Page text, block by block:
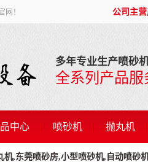
网！ 公司主
多年专业生产喷砂
全系列产品
中心 喷砂机 抛丸机
,东莞喷砂房,小型喷砂机,自动喷